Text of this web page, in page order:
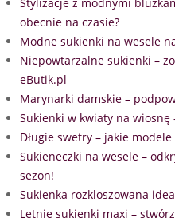
obecnie na czasie?
Modne sukienki na wesele
Niepowtarzalne sukienki –
eButik.pl
Marynarki damskie –
Sukienki w kwiaty na
Długie swetry – jakie
Sukieneczki na wesele –
sezon!
Sukienka rozkloszowana
Letnie sukienki maxi –